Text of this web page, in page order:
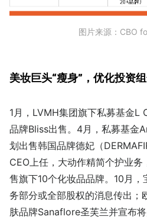
图片来源：CBO
美妆巨头“瘦身”，优化投资
1月，LVMH集团旗下私募基金
品牌Bliss出售。4月，私募基
划出售韩国品牌德妃（
CEO上任，大动作精简个护业务
售旗下10个化妆品品牌。10月
务部分或全部股权的消息传出；
肤品牌Sanaflore圣芙兰并宣布